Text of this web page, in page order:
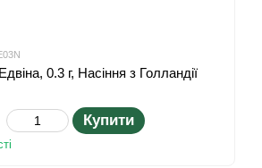
0.3 г, Насіння з Голландії
Купити